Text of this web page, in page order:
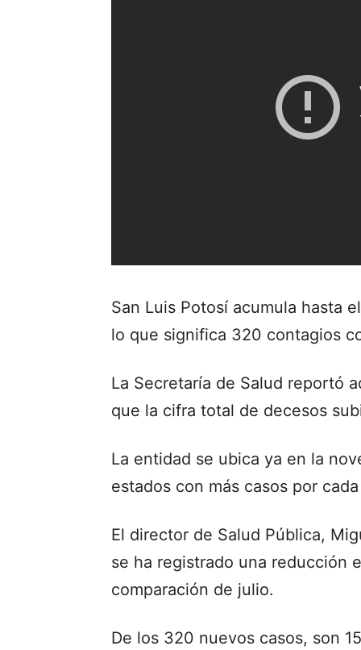
San Luis Potosí acumula hasta
lo que significa 320 contagios
La Secretaría de Salud reportó
que la cifra total de decesos
La entidad se ubica ya en la
estados con más casos por
El director de Salud Pública,
se ha registrado una reducción
comparación de julio.
De los 320 nuevos casos, son